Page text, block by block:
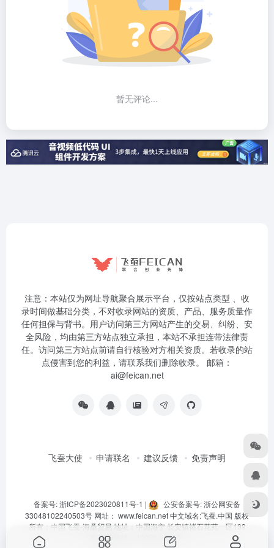
暂无评论...
注意：本站仅为网址导航聚合展示平台，仅按站点类型 、收
录时间做基础分类，不对收录网站的资质、产品、服务质量作
任何担保与背书。用户访问第三方网站产生的交易、纠纷、安
全风险，均由第三方站点独立承担，本站不承担连带法律责
任。访问第三方站点前请自行核验对方相关资质。若收录的站
点侵害到您的利益，请联系我们删除收录。 邮箱：
ai@feican.net
飞蚕大使 申请联名 建议反馈 免责声明
备案号: 浙ICP备2023020811号-1 |
公安备案号: 浙公网安备
33048102240503号 网址： www.feican.net中文域名:飞蚕.中国 版权
所有：中国飞蚕-海桑贸易 地址：中国海宁·长安镇褚石花苑一区109
栋 客服热线：40080-92360